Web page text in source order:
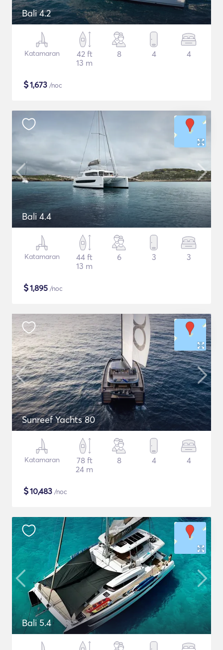
Bali 4.2
Katamaran
42 ft
13 m
8 4 4
$1,673 /noc
Bali 4.4
Katamaran
44 ft
13 m
6 3 3
$1,895 /noc
Sunreef Yachts 80
Katamaran
78 ft
24 m
8 4 4
$10,483 /noc
Bali 5.4